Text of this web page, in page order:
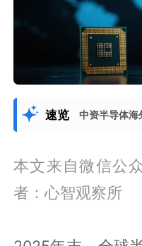
速览 中资半导体海
本文来自微信公
者：心智观察所